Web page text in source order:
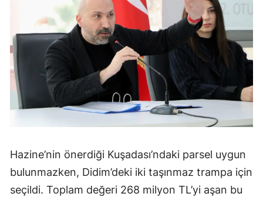
Hazine’nin önerdiği Kuşadası’ndaki parsel uygun
bulunmazken, Didim’deki iki taşınmaz trampa için
seçildi. Toplam değeri 268 milyon TL’yi aşan bu